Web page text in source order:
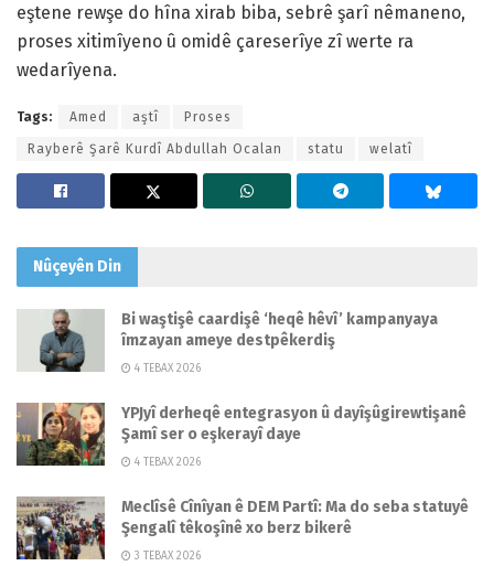
eştene rewşe do hîna xirab biba, sebrê şarî nêmaneno,
proses xitimîyeno û omidê çareserîye zî werte ra
wedarîyena.
Tags: Amed aştî Proses
Rayberê Şarê Kurdî Abdullah Ocalan statu welatî
Nûçeyên Din
Bi waştişê caardişê ‘heqê hêvî’ kampanyaya
îmzayan ameye destpêkerdiş
4 TEBAX 2026
YPJyî derheqê entegrasyon û dayîşûgirewtişanê
Şamî ser o eşkerayî daye
4 TEBAX 2026
Meclîsê Cînîyan ê DEM Partî: Ma do seba statuyê
Şengalî têkoşînê xo berz bikerê
3 TEBAX 2026